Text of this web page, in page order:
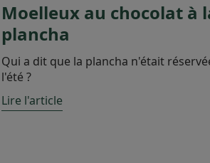
Moelleux au chocolat à
plancha
Qui a dit que la plancha n'était
l'été ?
Lire l'article